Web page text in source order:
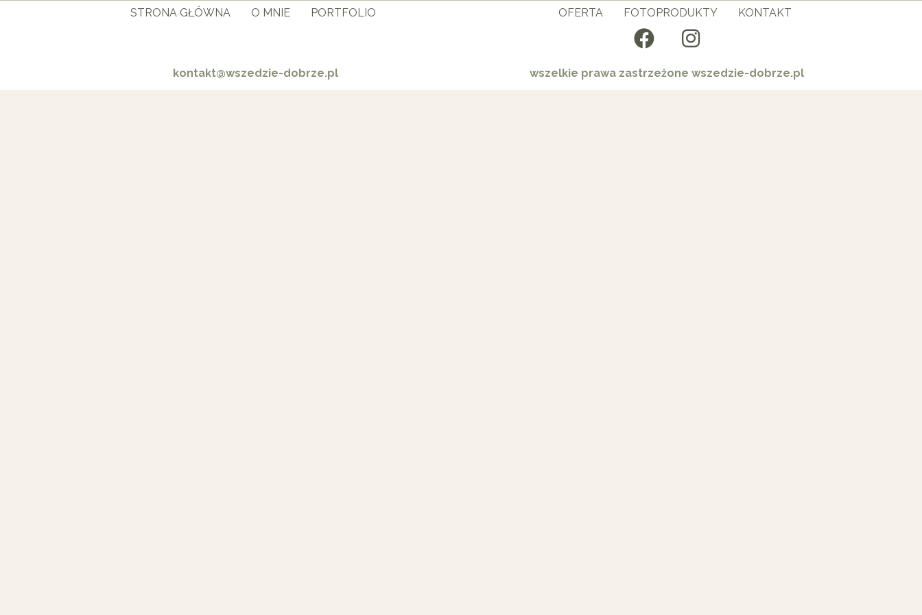
STRONA GŁÓWNA O MNIE PORTFOLIO OFERTA FOTOPRODUKTY KONTAKT
kontakt@wszedzie-dobrze.pl wszelkie prawa zastrzeżone wszedzie-dobrze.pl